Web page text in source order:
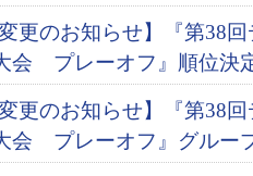
変更のお知らせ】『第38
会 プレーオフ』順位決
変更のお知らせ】『第38
プレーオフ』グルー